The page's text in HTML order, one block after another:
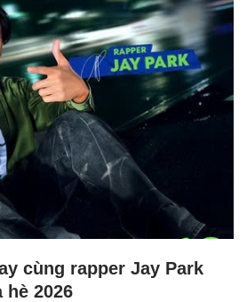
cùng rapper Jay Park
hè 2026